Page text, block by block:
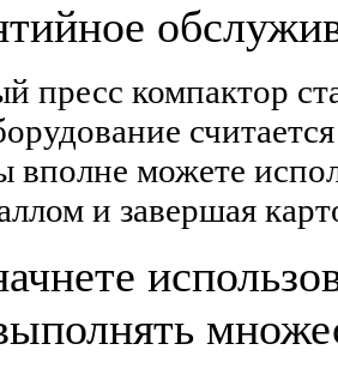
пресс компактор
вполне можете
и завершая